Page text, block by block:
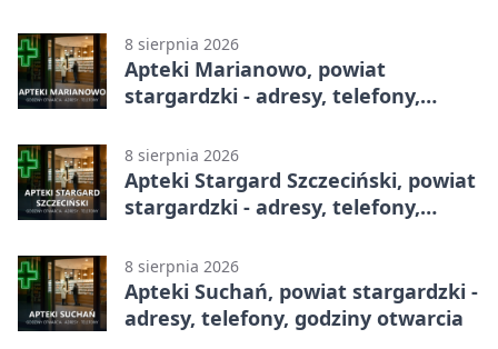
8 sierpnia 2026
Apteki Marianowo, powiat
stargardzki - adresy, telefony,
8 sierpnia 2026
Apteki Stargard Szczeciński, powiat
stargardzki - adresy, telefony,
8 sierpnia 2026
Apteki Suchań, powiat stargardzki -
adresy, telefony, godziny otwarcia